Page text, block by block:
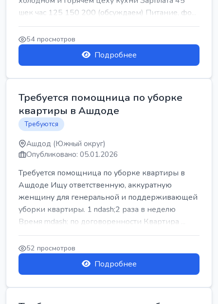
шек час 125 150 200 (обсуждаем) Питание, фо...
54 просмотров
Подробнее
Требуется помощница по уборке
квартиры в Ашдоде
Требуются
Ашдод (Южный округ)
Опубликовано: 05.01.2026
Требуется помощница по уборке квартиры в
Ашдоде Ищу ответственную, аккуратную
женщину для генеральной и поддерживающей
уборки квартиры. 1 ndash;2 раза в неделю
Время mdash; по договоренности Квартира ...
52 просмотров
Подробнее